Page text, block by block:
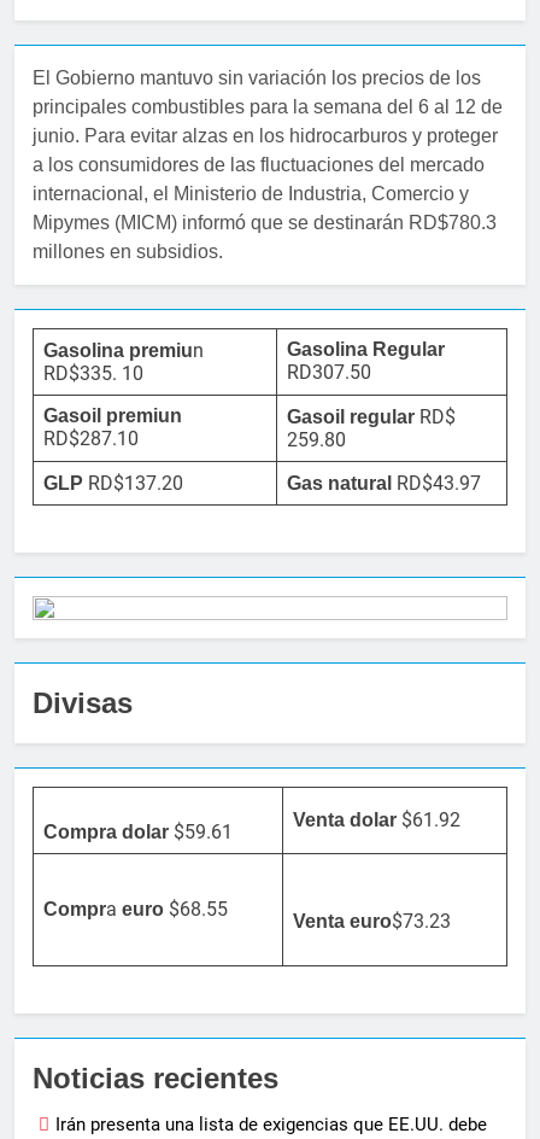
El Gobierno mantuvo sin variación los precios de los
principales combustibles para la semana del 6 al 12 de
junio. Para evitar alzas en los hidrocarburos y proteger
a los consumidores de las fluctuaciones del mercado
internacional, el Ministerio de Industria, Comercio y
Mipymes (MICM) informó que se destinarán RD$780.3
millones en subsidios.
Gasolina premiun
RD$335. 10
Gasolina Regular
RD307.50
Gasoil premiun
RD$287.10
Gasoil regular RD$
259.80
GLP RD$137.20 Gas natural RD$43.97
Divisas
Compra dolar $59.61
Venta dolar $61.92
Compra euro $68.55
Venta euro$73.23
Noticias recientes
Irán presenta una lista de exigencias que EE.UU. debe